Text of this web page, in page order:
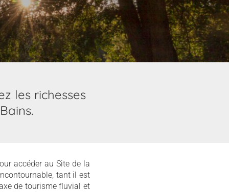
les richesses
accéder au Site de la
tant il est
de tourisme fluvial et